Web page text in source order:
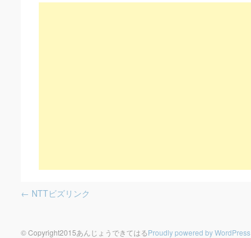
← NTTビズリンク
© Copyright2015あんじょうできてはるProudly powered by WordPress